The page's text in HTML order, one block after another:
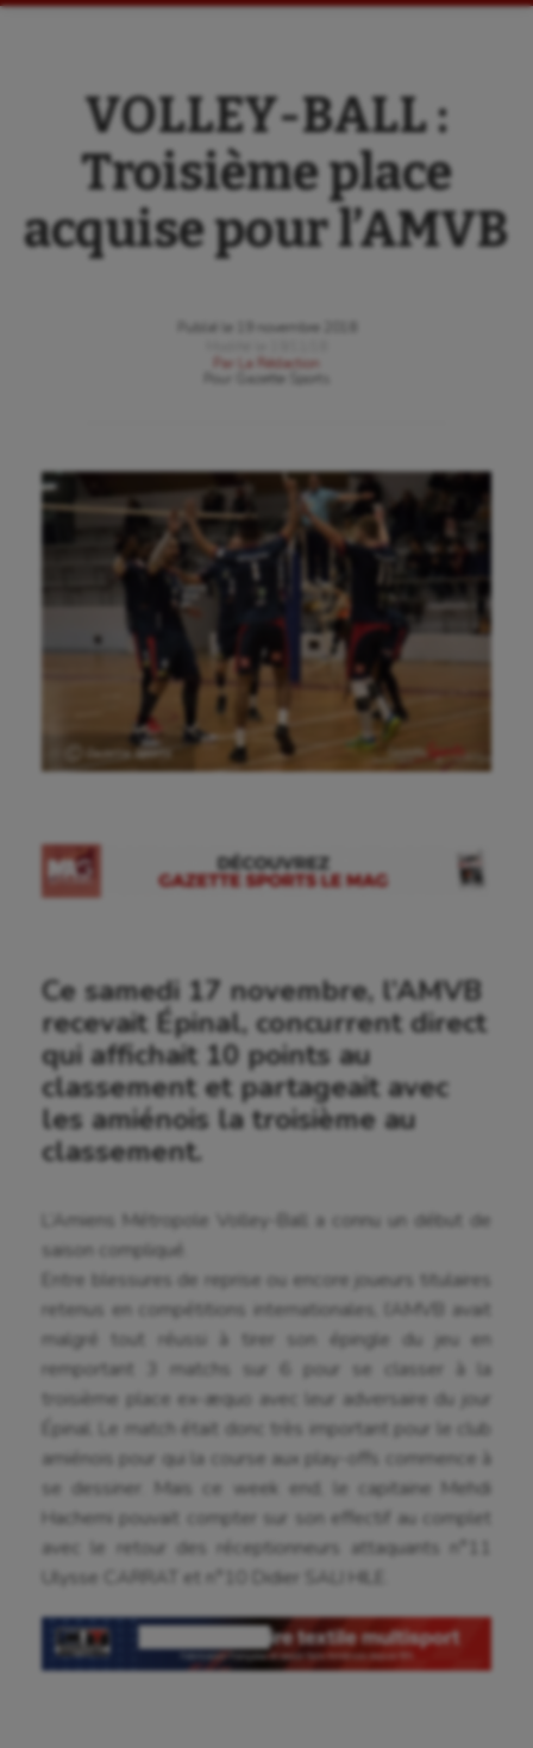
VOLLEY-BALL :
Troisième place
acquise pour l’AMVB
Publié le
19 novembre 2018
Par
La Rédaction
Gazette Sports
Ⓒ Gazette Sports
Ce samedi 17 novembre, l’AMVB
recevait Épinal, concurrent direct
qui affichait 10 points au
classement et partageait avec
les amiénois la troisième au
classement.
L’Amiens Métropole Volley-Ball a connu un début de
saison compliqué.
Entre blessures de reprise ou encore joueurs titulaires
retenus en compétitions internationales, l’AMVB avait
malgré tout réussi à tirer son épingle du jeu en
remportant 3 matchs sur 6 pour se classer à la
troisième place ex-æquo avec leur adversaire du jour
Épinal. Le match était donc très important pour le club
amiénois pour qui la course aux play-offs commence à
se dessiner. Mais ce week end, le capitaine Mehdi
Hachemi pouvait compter sur son effectif au complet
avec le retour des réceptionneurs attaquants n°11
Ulysse CARRAT et n°10 Didier SALI HILE.